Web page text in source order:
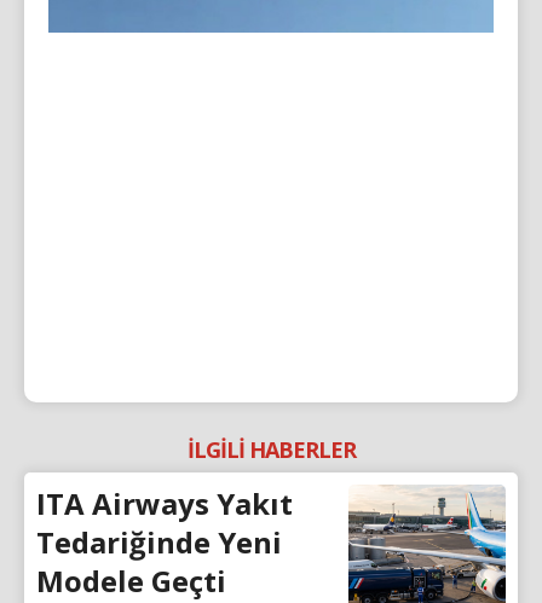
İLGİLİ HABERLER
ITA Airways Yakıt
Tedariğinde Yeni
Modele Geçti